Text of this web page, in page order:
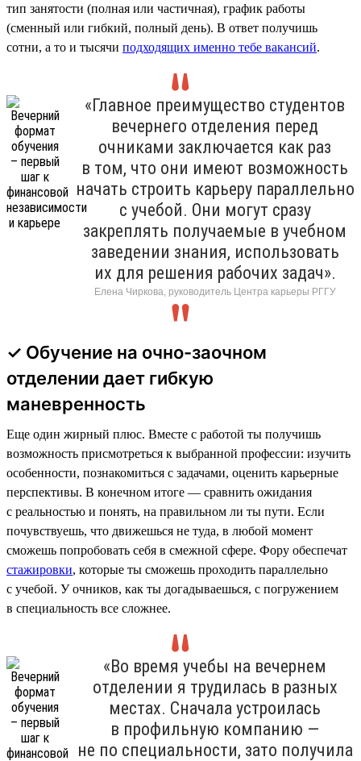
тип занятости (полная или частичная), график работы
(сменный или гибкий, полный день). В ответ получишь
сотни, а то и тысячи подходящих именно тебе вакансий.
«Главное преимущество студентов
вечернего отделения перед
очниками заключается как раз
в том, что они имеют возможность
начать строить карьеру параллельно
с учебой. Они могут сразу
закреплять получаемые в учебном
заведении знания, использовать
их для решения рабочих задач».
Елена Чиркова, руководитель Центра карьеры РГГУ
✓ Обучение на очно-заочном
отделении дает гибкую
маневренность
Еще один жирный плюс. Вместе с работой ты получишь
возможность присмотреться к выбранной профессии: изучить
особенности, познакомиться с задачами, оценить карьерные
перспективы. В конечном итоге — сравнить ожидания
с реальностью и понять, на правильном ли ты пути. Если
почувствуешь, что движешься не туда, в любой момент
сможешь попробовать себя в смежной сфере. Фору обеспечат
стажировки, которые ты сможешь проходить параллельно
с учебой. У очников, как ты догадываешься, с погружением
в специальность все сложнее.
«Во время учебы на вечернем
отделении я трудилась в разных
местах. Сначала устроилась
в профильную компанию —
не по специальности, зато получила